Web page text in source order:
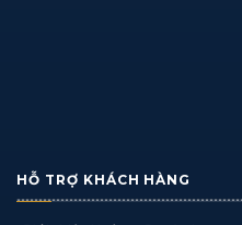
HỖ TRỢ KHÁCH HÀNG